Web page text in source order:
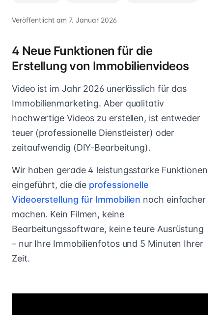
Veröffentlicht am 7. Januar 2026
4 Neue Funktionen für die
Erstellung von Immobilienvideos
Video ist im Jahr 2026 unerlässlich für das
Immobilienmarketing. Aber qualitativ
hochwertige Videos zu erstellen, ist entweder
teuer (professionelle Dienstleister) oder
zeitaufwendig (DIY-Bearbeitung).
Wir haben gerade 4 leistungsstarke Funktionen
eingeführt, die die professionelle
Videoerstellung für Immobilien noch einfacher
machen. Kein Filmen, keine
Bearbeitungssoftware, keine teure Ausrüstung
– nur Ihre Immobilienfotos und 5 Minuten Ihrer
Zeit.